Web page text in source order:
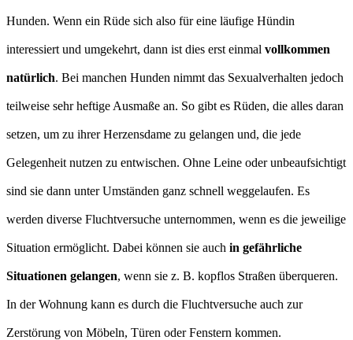
Hunden. Wenn ein Rüde sich also für eine läufige Hündin
interessiert und umgekehrt, dann ist dies erst einmal vollkommen
natürlich. Bei manchen Hunden nimmt das Sexualverhalten jedoch
teilweise sehr heftige Ausmaße an. So gibt es Rüden, die alles daran
setzen, um zu ihrer Herzensdame zu gelangen und, die jede
Gelegenheit nutzen zu entwischen. Ohne Leine oder unbeaufsichtigt
sind sie dann unter Umständen ganz schnell weggelaufen. Es
werden diverse Fluchtversuche unternommen, wenn es die jeweilige
Situation ermöglicht. Dabei können sie auch in gefährliche
Situationen gelangen, wenn sie z. B. kopflos Straßen überqueren.
In der Wohnung kann es durch die Fluchtversuche auch zur
Zerstörung von Möbeln, Türen oder Fenstern kommen.